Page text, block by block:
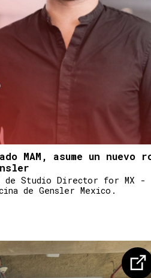
MAM, asume un nuevo
Studio Director for MX -
de Gensler Mexico.